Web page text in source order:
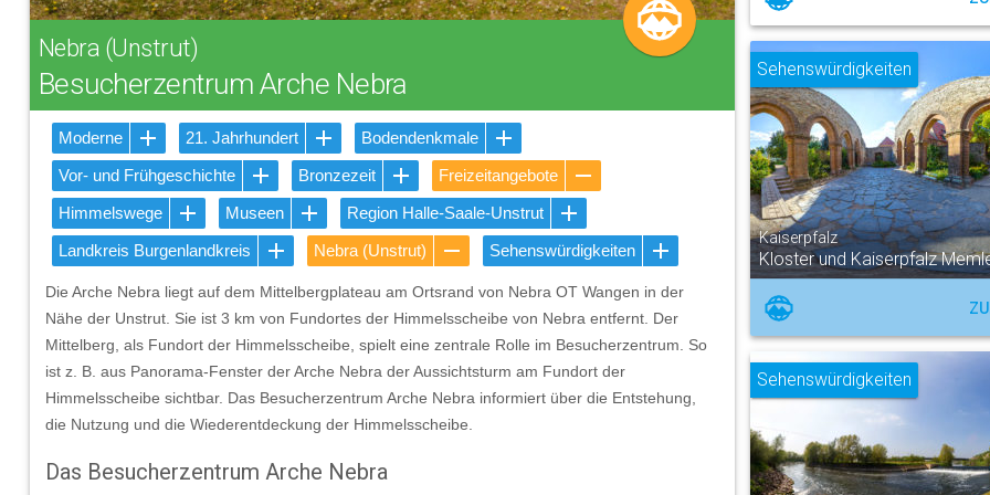
Nebra (Unstrut)
Besucherzentrum Arche Nebra
Moderne 21. Jahrhundert
Bodendenkmale
Vor- und Frühgeschichte
Bronzezeit
Freizeitangebote
Himmelswege
Museen
Region Halle-Saale-Unstrut
Landkreis Burgenlandkreis
Nebra (Unstrut) Sehenswürdigkeiten
Die Arche Nebra liegt auf dem Mittelbergplateau am Ortsrand von Nebra OT Wangen in der
Nähe der Unstrut. Sie ist 3 km von Fundortes der Himmelsscheibe von Nebra entfernt. Der
Mittelberg, als Fundort der Himmelsscheibe, spielt eine zentrale Rolle im Besucherzentrum. So
ist z. B. aus Panorama-Fenster der Arche Nebra der Aussichtsturm am Fundort der
Himmelsscheibe sichtbar. Das Besucherzentrum Arche Nebra informiert über die Entstehung,
die Nutzung und die Wiederentdeckung der Himmelsscheibe.
Das Besucherzentrum Arche Nebra
Kaiserpfalz
Kloster und Kaiserpfalz
Sehenswürdigkeiten
Sehenswürdigkeiten